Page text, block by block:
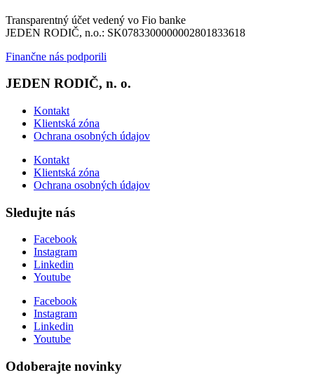
Transparentný účet vedený vo Fio banke
JEDEN RODIČ, n.o.: SK0783300000002801833618
Finančne nás podporili
JEDEN RODIČ, n. o.
Kontakt
Klientská zóna
Ochrana osobných údajov
Kontakt
Klientská zóna
Ochrana osobných údajov
Sledujte nás
Facebook
Instagram
Linkedin
Youtube
Facebook
Instagram
Linkedin
Youtube
Odoberajte novinky